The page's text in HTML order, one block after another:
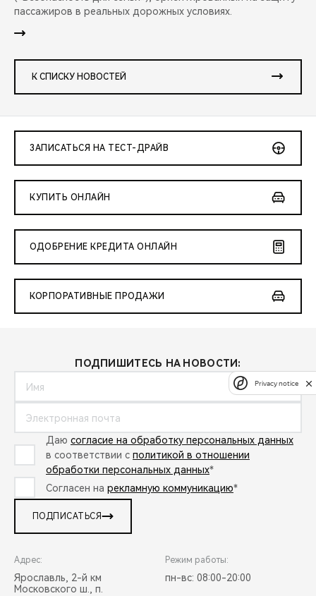
пассажиров в реальных дорожных условиях.
К СПИСКУ НОВОСТЕЙ
ЗАПИСАТЬСЯ НА ТЕСТ-ДРАЙВ
КУПИТЬ ОНЛАЙН
ОДОБРЕНИЕ КРЕДИТА ОНЛАЙН
КОРПОРАТИВНЫЕ ПРОДАЖИ
ПОДПИШИТЕСЬ НА НОВОСТИ:
Даю согласие на обработку персональных данных
в соответствии с политикой в отношении
обработки персональных данных*
Согласен на рекламную коммуникацию*
ПОДПИСАТЬСЯ
Адрес:
Ярославль, 2-й км
Московского ш., п.
Режим работы:
пн-вс: 08:00-20:00
Privacy notice